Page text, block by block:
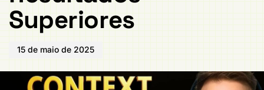
Superiores
15 de maio de 2025